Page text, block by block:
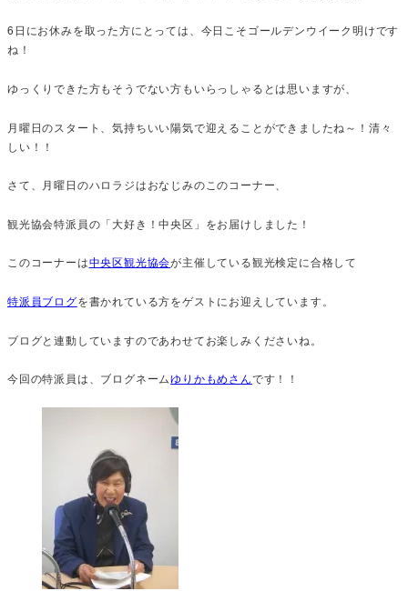
6日にお休みを取った方にとっては、今日こそゴールデンウイーク明けです
ね！
ゆっくりできた方もそうでない方もいらっしゃるとは思いますが、
月曜日のスタート、気持ちいい陽気で迎えることができましたね～！清々
しい！！
さて、月曜日のハロラジはおなじみのこのコーナー、
観光協会特派員の「大好き！中央区」をお届けしました！
このコーナーは中央区観光協会が主催している観光検定に合格して
特派員ブログを書かれている方をゲストにお迎えしています。
ブログと連動していますのであわせてお楽しみくださいね。
今回の特派員は、ブログネームゆりかもめさんです！！